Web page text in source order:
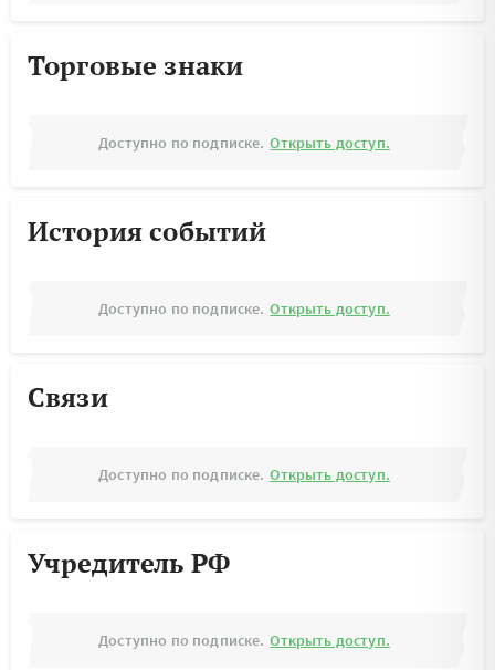
Торговые знаки
Доступно по подписке. Открыть доступ.
История событий
Доступно по подписке. Открыть доступ.
Связи
Доступно по подписке. Открыть доступ.
Учредитель РФ
Доступно по подписке. Открыть доступ.